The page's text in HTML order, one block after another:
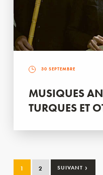
30 SEPTEMBRE
MUSIQUES
TURQUES ET
1 2 SUIVANT ›